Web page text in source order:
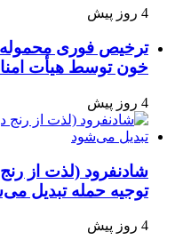
4 روز پیش
ترخیص فوری محموله
خون توسط هیأت
4 روز پیش
شادنفرود (لذت از رنج
توجیه حمله تبدیل
4 روز پیش